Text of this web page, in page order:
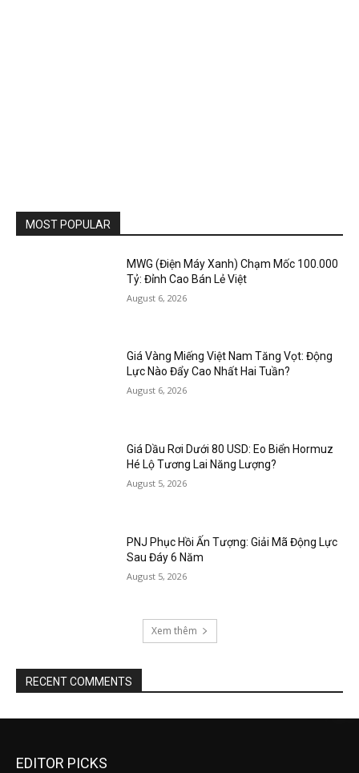
MOST POPULAR
MWG (Điện Máy Xanh) Chạm Mốc 100.000
Tỷ: Đỉnh Cao Bán Lẻ Việt
August 6, 2026
Giá Vàng Miếng Việt Nam Tăng Vọt: Động
Lực Nào Đẩy Cao Nhất Hai Tuần?
August 6, 2026
Giá Dầu Rơi Dưới 80 USD: Eo Biển Hormuz
Hé Lộ Tương Lai Năng Lượng?
August 5, 2026
PNJ Phục Hồi Ấn Tượng: Giải Mã Động Lực
Sau Đáy 6 Năm
August 5, 2026
Xem thêm
RECENT COMMENTS
EDITOR PICKS